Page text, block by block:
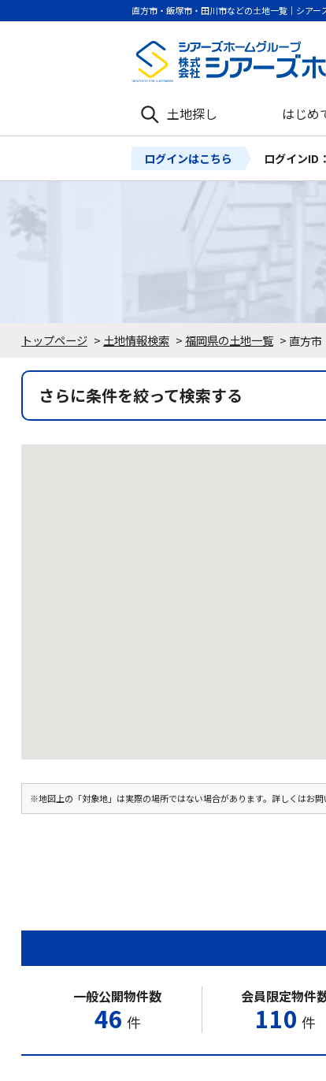
直方市・飯塚市・田川市などの土地一覧｜シア
土地探し はじめ
ログインはこちら ログインID：
トップページ > 土地情報検索 >福岡県の土地一覧 > 直方
さらに条件を絞って検索する
※地図上の「対象地」は実際の場所ではない場合があります。詳しくはお問
一般公開物件数
46 件
会員限定物件
110 件